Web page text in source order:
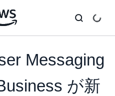
Messaging
が新